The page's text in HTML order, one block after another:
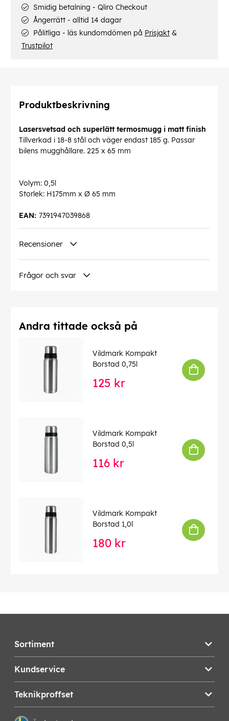
Smidig betalning - Qliro Checkout
Ångerrätt - alltid 14 dagar
Pålitliga - läs kundomdömen på Prisjakt &
Trustpilot
Produktbeskrivning
Lasersvetsad och superlätt termosmugg i matt finish
Tillverkad i 18-8 stål och väger endast 185 g. Passar
bilens mugghållare. 225 x 65 mm
Volym: 0,5l
Storlek: H175mm x Ø 65 mm
7391947039868
EAN:
Recensioner
Frågor och svar
Andra tittade också på
Vildmark Kompakt
Borstad 0,75l
125 kr
Vildmark Kompakt
Borstad 0,5l
116 kr
Vildmark Kompakt
Borstad 1,0l
180 kr
Sortiment
Kundservice
Teknikproffset